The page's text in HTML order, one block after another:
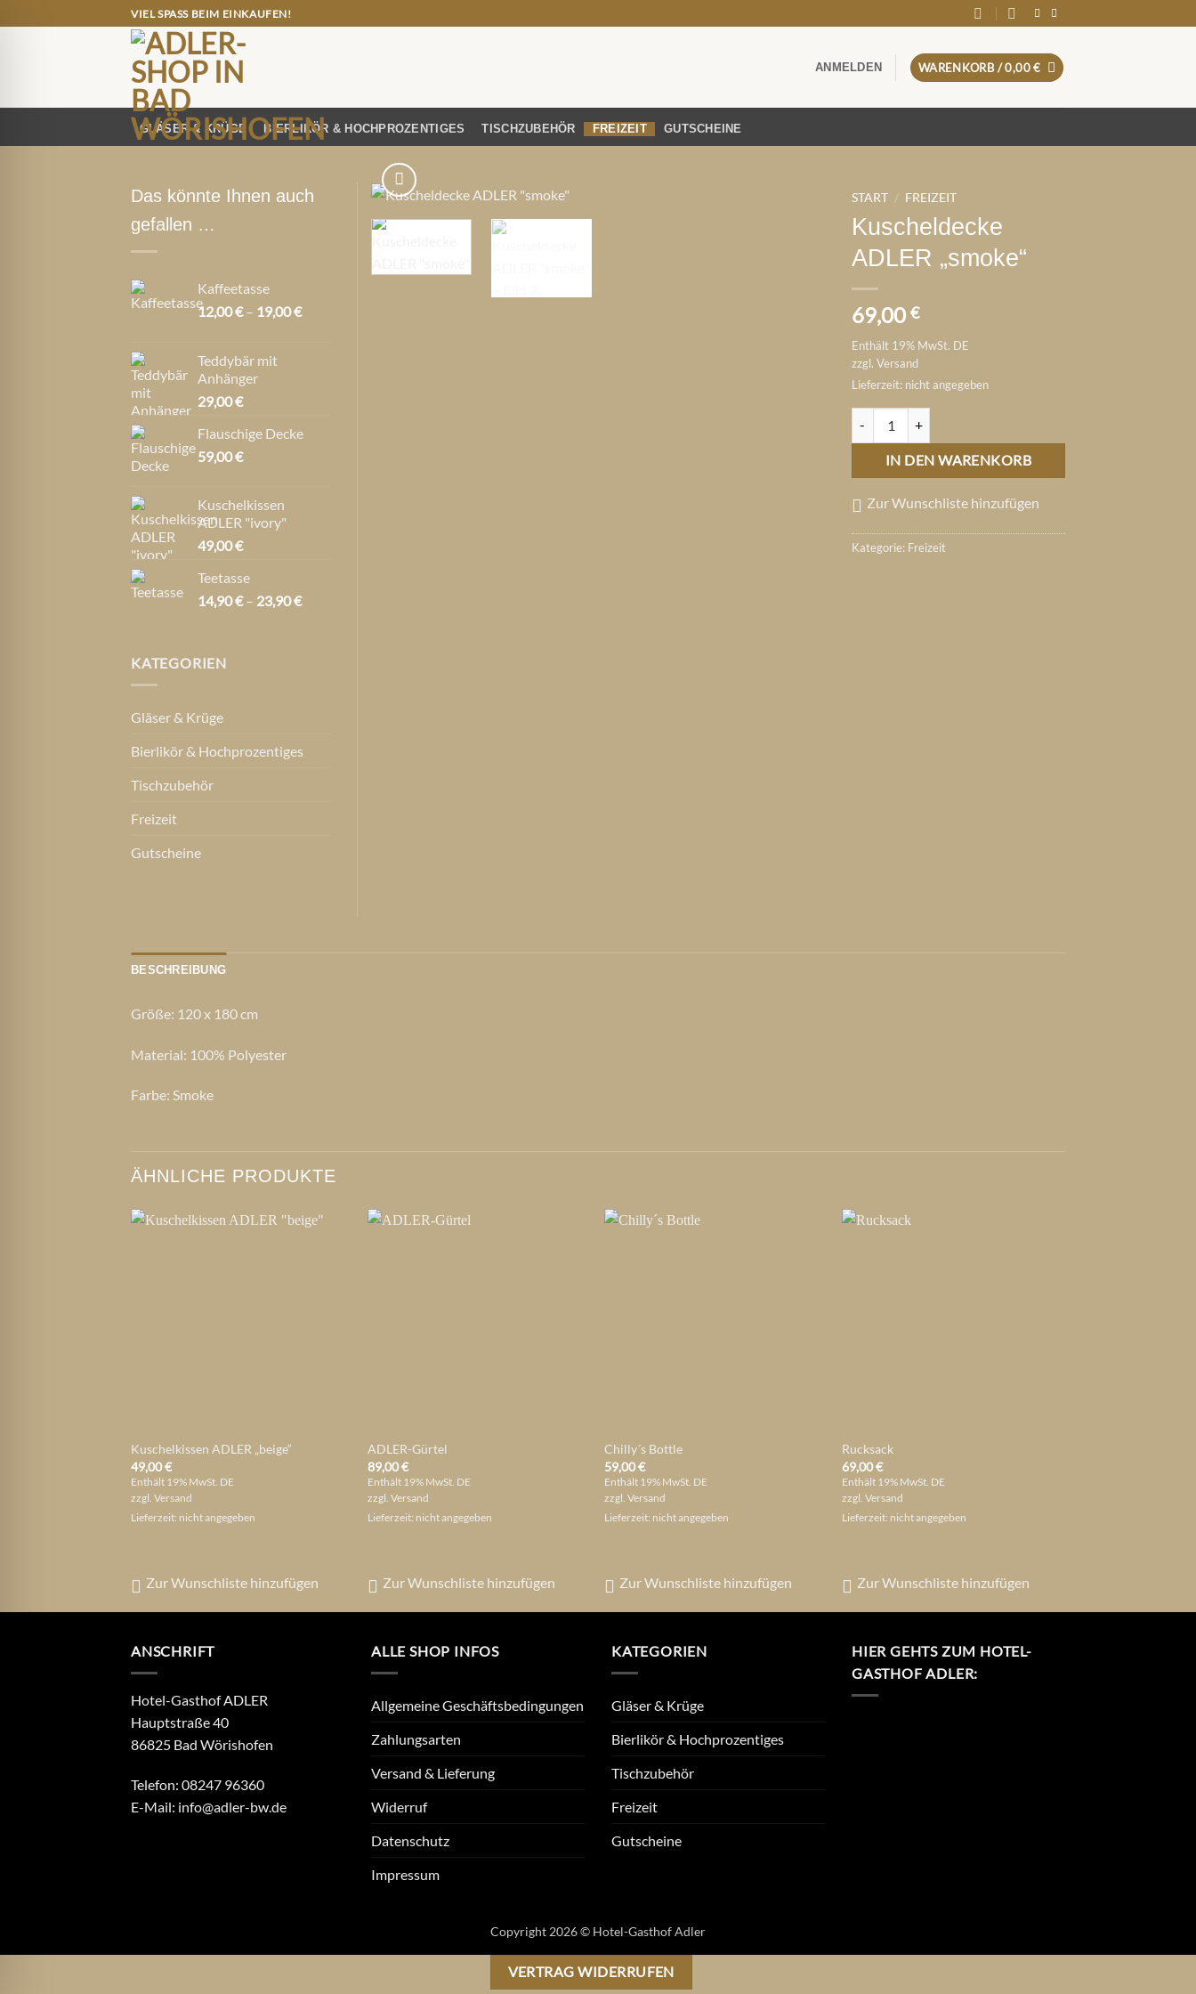
Inhalt
VIEL SPASS BEIM EINKAUFEN!
ANMELDEN WARENKORB /0,00€
GLÄSER & KRÜGE BIERLIKÖR & HOCHPROZENTIGES TISCHZUBEHÖR FREIZEIT GUTSCHEINE
START / FREIZEIT
Kuscheldecke
ADLER „smoke“
69,00 €
Enthält 19% MwSt. DE
zzgl. Versand
Lieferzeit: nicht angegeben
IN DEN WARENKORB
Zur Wunschliste hinzufügen
Kategorie: Freizeit
Das könnte Ihnen auch
gefallen …
Kaffeetasse
12,00€ – 19,00€Preisspanne:
Teddybär mit
Anhänger
29,00€
Flauschige Decke
59,00€
Kuschelkissen
ADLER "ivory"
49,00€
Teetasse
14,90€ – 23,90€Preisspanne:
KATEGORIEN
Gläser & Krüge
Bierlikör & Hochprozentiges
Tischzubehör
Freizeit
Gutscheine
BESCHREIBUNG
Größe: 120 x 180 cm
Material: 100% Polyester
Farbe: Smoke
ÄHNLICHE PRODUKTE
Kuschelkissen ADLER „beige“
49,00€
Enthält 19% MwSt. DE
zzgl. Versand
Lieferzeit: nicht angegeben
Zur Wunschliste hinzufügen
ADLER-Gürtel
89,00€
Enthält 19% MwSt. DE
zzgl.Versand
Lieferzeit: nicht angegeben
Zur Wunschliste hinzufügen
Chilly´s Bottle
59,00€
Enthält 19% MwSt. DE
zzgl.Versand
Lieferzeit: nicht angegeben
Zur Wunschliste hinzufügen
Rucksack
69,00€
Enthält 19% MwSt. DE
zzgl. Versand
Lieferzeit: nicht angegeben
Zur Wunschliste hinzufügen
ANSCHRIFT
Hotel-Gasthof ADLER
Hauptstraße 40
86825 Bad Wörishofen
Telefon: 08247 96360
E-Mail: info@adler-bw.de
ALLE SHOP INFOS
Allgemeine Geschäftsbedingungen
Zahlungsarten
Versand & Lieferung
Widerruf
Datenschutz
Impressum
KATEGORIEN
Gläser & Krüge
Bierlikör & Hochprozentiges
Tischzubehör
Freizeit
Gutscheine
HIER GEHTS ZUM HOTEL-
GASTHOF ADLER:
Copyright 2026 © Hotel-Gasthof Adler
VERTRAG WIDERRUFEN